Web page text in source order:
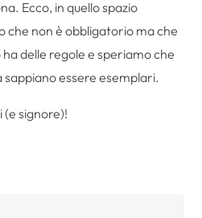
Ecco, in quello spazio
che non è obbligatorio ma che
delle regole e speriamo che
sappiano essere esemplari.
(e signore)!